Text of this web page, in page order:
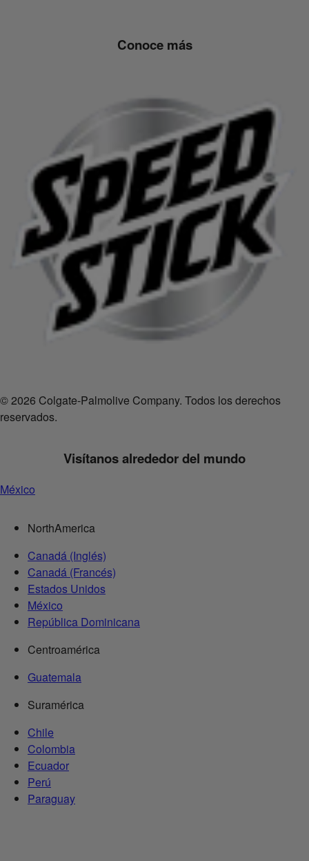
Conoce más
© 2026 Colgate-Palmolive Company. Todos los derechos
reservados.
Visítanos alrededor del mundo
México
NorthAmerica
Canadá (Inglés)
Canadá (Francés)
Estados Unidos
México
República Dominicana
Centroamérica
Guatemala
Suramérica
Chile
Colombia
Ecuador
Perú
Paraguay